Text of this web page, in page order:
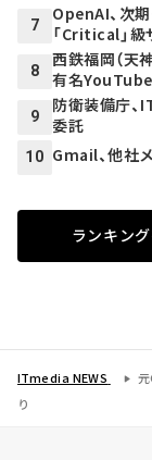
7
OpenAI、次
「Critical」
8
西鉄福岡（天
有名
9
防衛装備庁、
委託
10 Gmail、他社
ランキン
ITmedia NEWS
り